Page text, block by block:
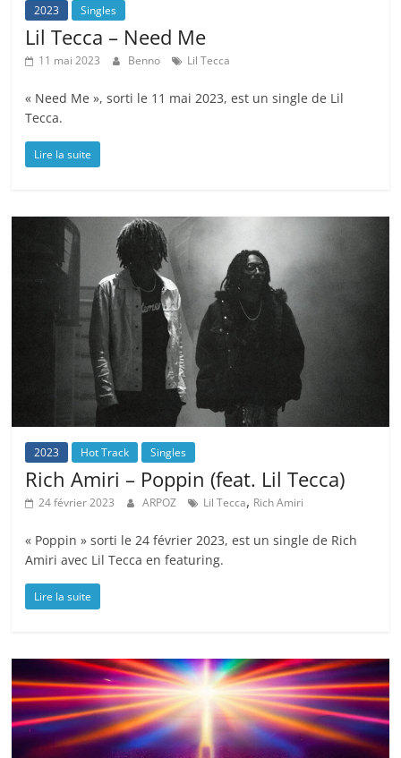
2023 Singles
Lil Tecca – Need Me
11 mai 2023 Benno Lil Tecca
« Need Me », sorti le 11 mai 2023, est un single de Lil
Tecca.
Lire la suite
2023 Hot Track Singles
Rich Amiri – Poppin (feat. Lil Tecca)
24 février 2023 ARPOZ Lil Tecca, Rich Amiri
« Poppin » sorti le 24 février 2023, est un single de Rich
Amiri avec Lil Tecca en featuring.
Lire la suite